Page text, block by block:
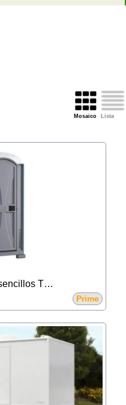
Lista
Mosaico
Alquiler de baños portatiles sencillos TOPLINE
Prime